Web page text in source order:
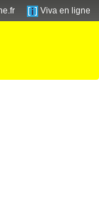
Viva en ligne